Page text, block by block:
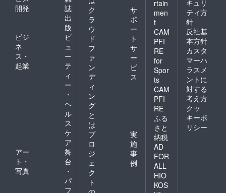
開発
誌
出
版
ビジ
ネ
ス・
起業
ビ
ュ
ー
テ
ィ
ー
・
ヘ
ル
ス
ケ
ア
アー
ト・
写真
舞
台
・
パ
フ
ク
ラ
ウ
ド
フ
ァ
ン
デ
ィ
ン
グ
と
は
サ
ポ
ー
ト
サ
ー
ビ
ス
プ
ロ
ジ
ェ
ク
ト
実
施
事
例
rtain
men
t
CAM
PFI
RE
for
Spor
ts
CAM
PFI
RE
ふる
さと
納税
AD
FOR
ALL
HIO
KOS
キュリ
ティ方
針
反社基
本方針
カスタ
マーハ
ラスメ
ントに
対する
考え方
クッ
キーポ
リシー